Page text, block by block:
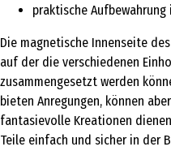
praktische Aufbewahrung
Die magnetische Innenseite
auf der die verschiedenen
zusammengesetzt werden
bieten Anregungen, können
fantasievolle Kreationen
Teile einfach und sicher in der